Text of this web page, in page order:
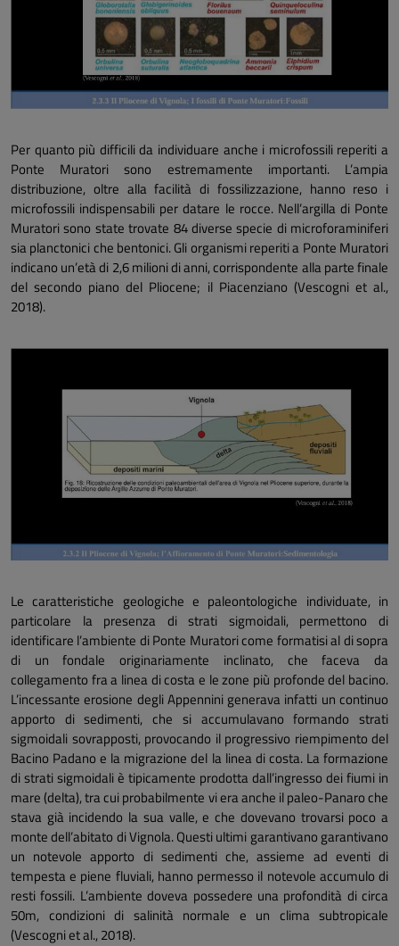
Per quanto più difficili da individuare anche i microfossili reperiti a
Ponte Muratori sono estremamente importanti. L’ampia
distribuzione, oltre alla facilità di fossilizzazione, hanno reso i
microfossili indispensabili per datare le rocce. Nell’argilla di Ponte
Muratori sono state trovate 84 diverse specie di microforaminiferi
sia planctonici che bentonici. Gli organismi reperiti a Ponte Muratori
indicano un’età di 2,6 milioni di anni, corrispondente alla parte finale
del secondo piano del Pliocene; il Piacenziano (Vescogni et al.,
2018).
Le caratteristiche geologiche e paleontologiche individuate, in
particolare la presenza di strati sigmoidali, permettono di
identificare l’ambiente di Ponte Muratori come formatisi al di sopra
di un fondale originariamente inclinato, che faceva da
collegamento fra a linea di costa e le zone più profonde del bacino.
L’incessante erosione degli Appennini generava infatti un continuo
apporto di sedimenti, che si accumulavano formando strati
sigmoidali sovrapposti, provocando il progressivo riempimento del
Bacino Padano e la migrazione del la linea di costa. La formazione
di strati sigmoidali è tipicamente prodotta dall’ingresso dei fiumi in
mare (delta), tra cui probabilmente vi era anche il paleo-Panaro che
stava già incidendo la sua valle, e che dovevano trovarsi poco a
monte dell’abitato di Vignola. Questi ultimi garantivano garantivano
un notevole apporto di sedimenti che, assieme ad eventi di
tempesta e piene fluviali, hanno permesso il notevole accumulo di
resti fossili. L’ambiente doveva possedere una profondità di circa
50m, condizioni di salinità normale e un clima subtropicale
(Vescogni et al., 2018).